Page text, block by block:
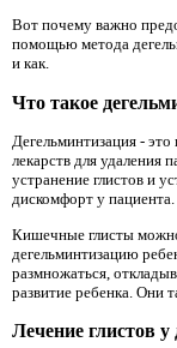
Вот почему важно
помощью метода
и как.
Что такое
Дегельминтизация -
лекарств для удаления
устранение глистов и
дискомфорт у пациента.
Кишечные глисты можно
дегельминтизацию
размножаться,
развитие ребенка. Они
Лечение глистов у